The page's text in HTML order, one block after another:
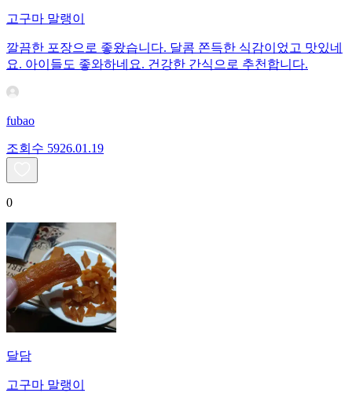
고구마 말랭이
깔끔한 포장으로 좋왔습니다. 달콤 쫀득한 식감이었고 맛있네
요. 아이들도 좋와하네요. 건강한 간식으로 추천합니다.
fubao
조회수 5926.01.19
0
달담
고구마 말랭이